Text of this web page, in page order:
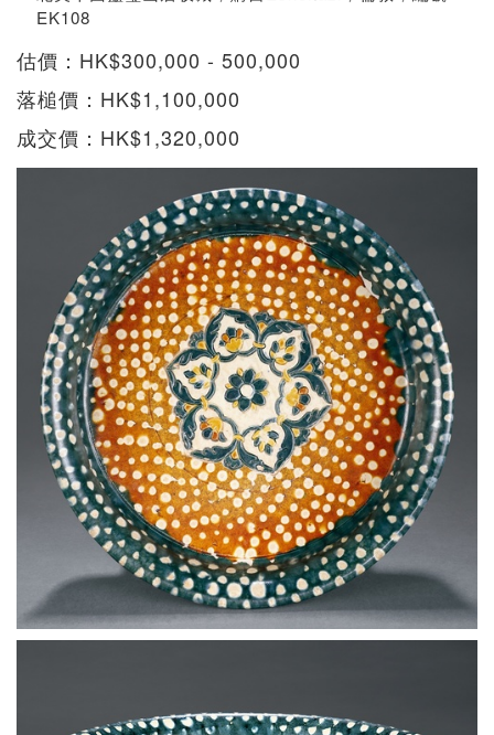
EK108
估價：HK$300,000 - 500,000
落槌價：HK$1,100,000
成交價：HK$1,320,000